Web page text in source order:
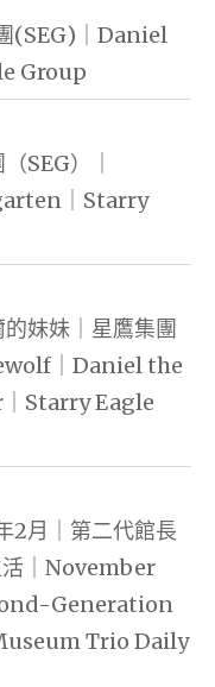
(SEG)｜Daniel
Group
SEG）｜
｜Starry
妹妹｜星鷹集團
｜Daniel the
Starry Eagle
2月｜第二代館長
活｜November
Generation
Trio Daily